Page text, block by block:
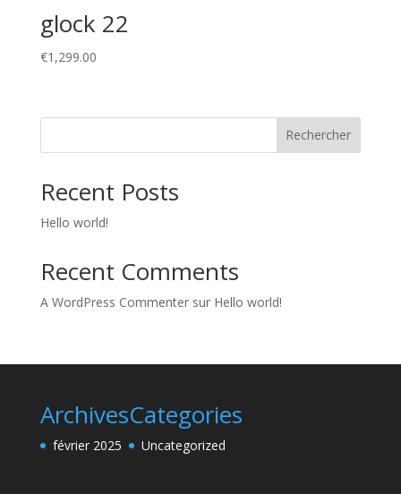
glock 22
€1,299.00
Rechercher
Recent Posts
Hello world!
Recent Comments
A WordPress Commentersur Hello world!
Archives
février 2025
Categories
Uncategorized